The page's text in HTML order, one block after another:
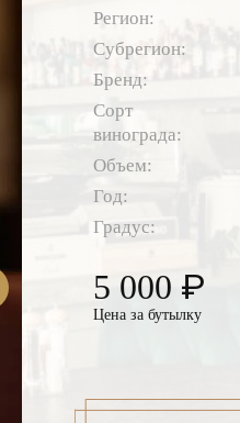
Регион:
Субрегион:
Бренд:
Сорт
винограда:
Объем:
Год:
Градус:
5 000 ₽
Цена за бутылку